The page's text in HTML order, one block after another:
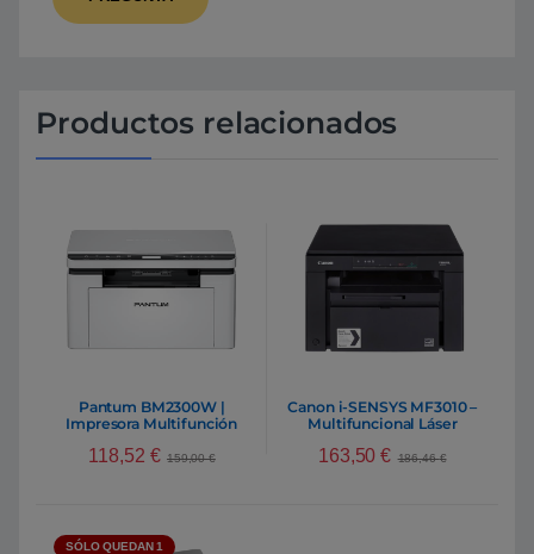
Productos relacionados
Pantum BM2300W |
Impresora Multifunción
118,52 € 159,00€
Canon i-SENSYS MF3010 –
Multifuncional Láser
163,50€ 186,46€
SÓLO QUEDAN 1